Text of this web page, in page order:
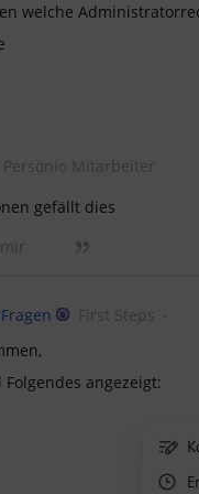
welche
Personio Mitarbeiter
gefällt dies
First Steps
angezeigt: